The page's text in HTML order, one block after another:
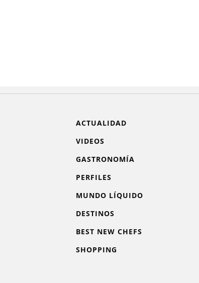
ACTUALIDAD
VIDEOS
GASTRONOMÍA
PERFILES
MUNDO LÍQUIDO
DESTINOS
BEST NEW CHEFS
SHOPPING